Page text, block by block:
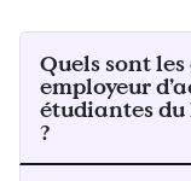
Quels sont
employeur
étudiantes
?